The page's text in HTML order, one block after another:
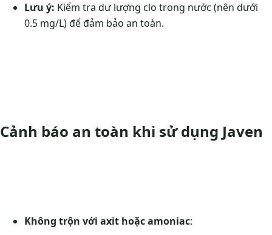
Lưu ý: Kiểm tra dư lượng clo trong nước (nên dưới
0.5 mg/L) để đảm bảo an toàn.
Cảnh báo an toàn khi sử dụng Javen
Không trộn với axit hoặc amoniac: